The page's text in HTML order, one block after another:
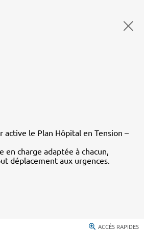
active le Plan Hôpital en Tension –
en charge adaptée à chacun,
déplacement aux urgences.
ACCÈS RAPIDES